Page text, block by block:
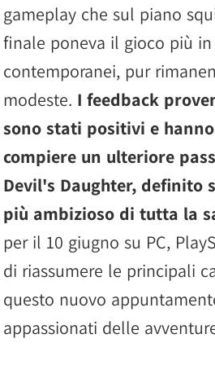
gameplay che sul piano
finale poneva il gioco più
contemporanei, pur
modeste. I feedback
sono stati positivi e
compiere un ulteriore
Devil's Daughter,
più ambizioso di tutta la
per il 10 giugno su PC,
di riassumere le principali
questo nuovo
appassionati delle